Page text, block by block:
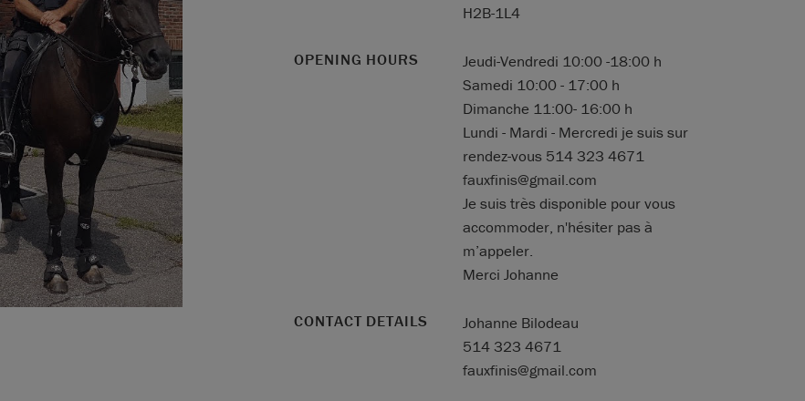
H2B-1L4
OPENING HOURS
Jeudi-Vendredi 10:00 -18:00 h
Samedi 10:00 - 17:00 h
Dimanche 11:00- 16:00 h
Lundi - Mardi - Mercredi je suis sur
rendez-vous 514 323 4671
fauxfinis@gmail.com
Je suis très disponible pour vous
accommoder, n'hésiter pas à
m’appeler.
Merci Johanne
CONTACT DETAILS
Johanne Bilodeau
514 323 4671
fauxfinis@gmail.com